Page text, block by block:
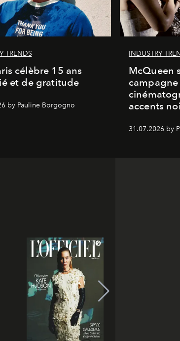
TRENDS
célèbre 15 ans
et de gratitude
by Pauline Borgogno
INDUSTRY
McQueen
campagne
accents
31.07.2026 by